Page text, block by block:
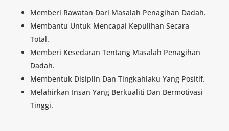
Memberi Rawatan Dari Masalah Penagihan Dadah.
Membantu Untuk Mencapai Kepulihan Secara
Total.
Memberi Kesedaran Tentang Masalah Penagihan
Dadah.
Membentuk Disiplin Dan Tingkahlaku Yang Positif.
Melahirkan Insan Yang Berkualiti Dan Bermotivasi
Tinggi.